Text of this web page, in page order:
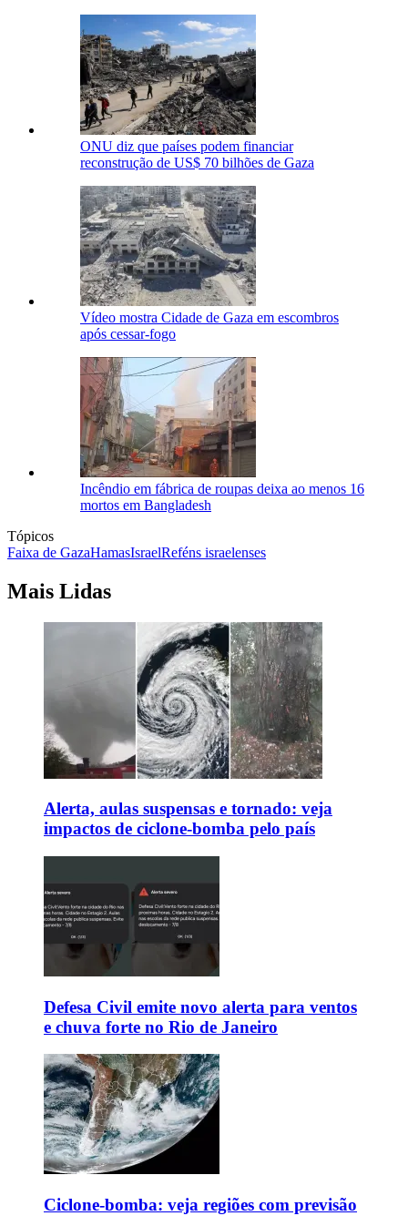
ONU diz que países podem financiar
reconstrução de US$ 70 bilhões de Gaza
Vídeo mostra Cidade de Gaza em escombros
após cessar-fogo
Incêndio em fábrica de roupas deixa ao menos 16
mortos em Bangladesh
Tópicos
Faixa de GazaHamasIsraelReféns israelenses
Mais Lidas
Alerta, aulas suspensas e tornado: veja
impactos de ciclone-bomba pelo país
Defesa Civil emite novo alerta para ventos
e chuva forte no Rio de Janeiro
Ciclone-bomba: veja regiões com previsão